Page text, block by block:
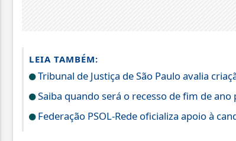
LEIA TAMBÉM:
Tribunal de Justiça de São Paulo avalia
Saiba quando será o recesso de fim de
Federação PSOL-Rede oficializa apoio à